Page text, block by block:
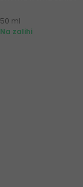
50 ml
Na zalihi